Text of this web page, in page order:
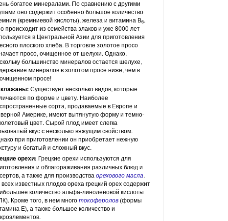
богатое минералами. По сравнению с другими
оно содержит особенно большое количество
(кремниевой кислоты), железа и витамина В6.
происходит из семейства злаков и уже 8000 лет
в Центральной Азии для приготовления
плоского хлеба. В торговле золотое просо
просо, очищенное от шелухи. Однако,
большинство минералов остается шелухе,
минералов в золотом просе ниже, чем в
просе!
Существует несколько видов, которые
по форме и цвету. Наиболее
сорта, продаваемые в Европе и
Америке, имеют вытянутую форму и темно-
цвет. Сырой плод имеет слегка
вкус с несколько вяжущим свойством.
при приготовлении он приобретает нежную
и богатый и сложный вкус.
орехи: Грецкие орехи используются для
и облагораживания различных блюд и
а также для производства орехового масла.
известных плодов ореха грецкий орех содержит
количество альфа-линоленовой кислоты
Кроме того, в нем многотокоферолов (формы
Е), а также большое количество и